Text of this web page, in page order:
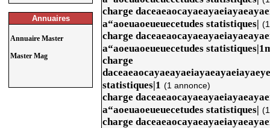
Annuaires
Annuaire Master
Master Mag
charge
a“aoeuaoeueuecetudes statistiques|
charge
a“aoeuaoeueuecetudes
charge
statistiques|1 (1 annonce)
charge
a“aoeuaoeueuecetudes statistiques|
charge